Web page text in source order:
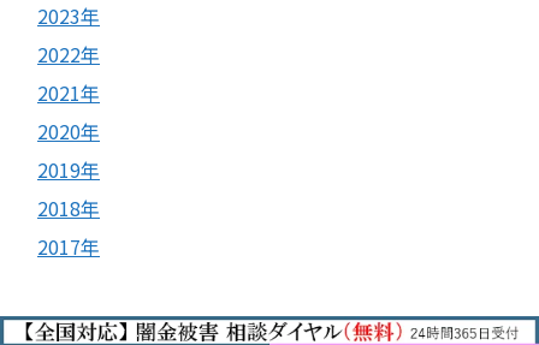
2023年
2022年
2021年
2020年
2019年
2018年
2017年